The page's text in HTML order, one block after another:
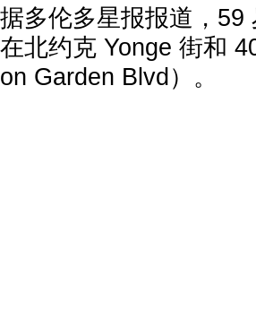
据多伦多星报报道，
在北约克 Yonge 街和
on Garden Blvd）。